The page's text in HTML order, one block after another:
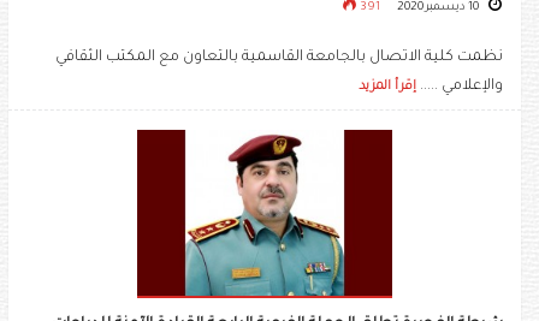
391
نظمت كلية الاتصال بالجامعة القاسمية بالتعاون مع المكتب الثقافي
والإعلامي ..... إقرأ المزيد